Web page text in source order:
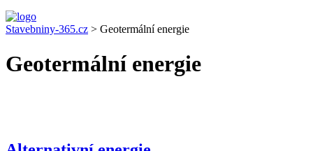
Stavebniny-365.cz > Geotermální energie
Geotermální energie